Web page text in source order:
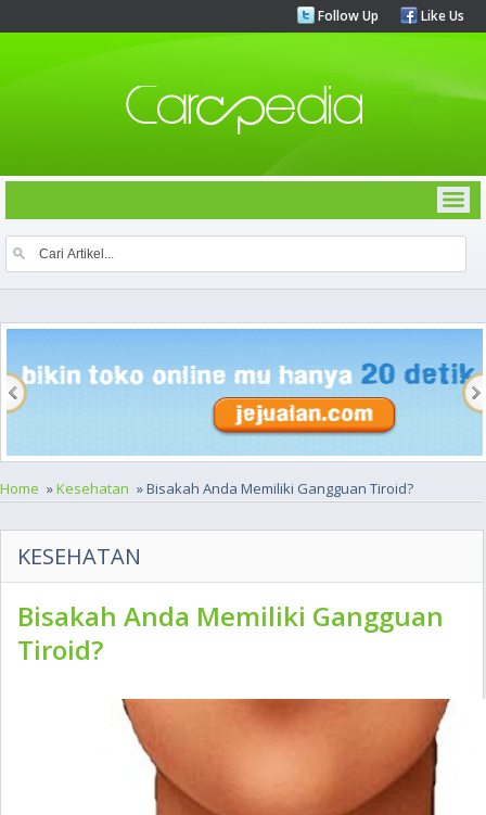
Follow Up Like Us
Home »Kesehatan » Bisakah Anda Memiliki Gangguan Tiroid?
KESEHATAN
Bisakah Anda Memiliki Gangguan
Tiroid?